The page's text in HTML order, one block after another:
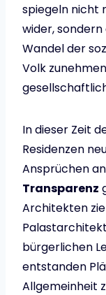
spiegeln nicht
wider,
Wandel der
Volk
In dieser Zeit
Residenzen
Ansprüchen an
Transparenz
Architekten
bürgerlichen
entstanden
Allgemeinheit